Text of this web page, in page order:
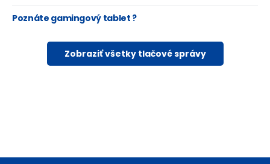
Poznáte gamingový tablet ?
Zobraziť všetky tlačové správy